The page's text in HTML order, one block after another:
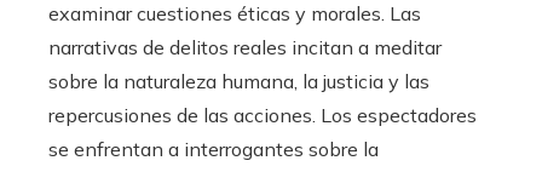
examinar cuestiones éticas y morales. Las
narrativas de delitos reales incitan a meditar
sobre la naturaleza humana, la justicia y las
repercusiones de las acciones. Los espectadores
se enfrentan a interrogantes sobre la